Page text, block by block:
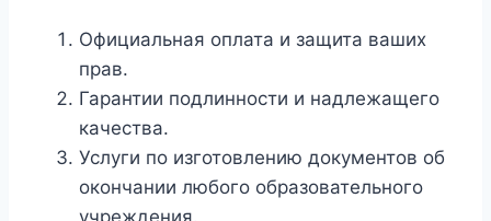
Официальная оплата и защита ваших
прав.
Гарантии подлинности и надлежащего
качества.
Услуги по изготовлению документов об
окончании любого образовательного